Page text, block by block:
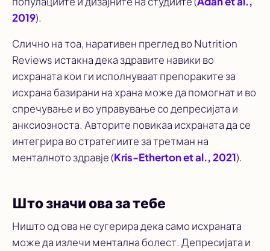
2019).
Слично на тоа, наративен преглед во Nutrition
Reviews истакна дека здравите навики во
исхраната кои ги исполнуваат препораките за
исхрана базирани на храна може да помогнат и во
спречување и во управување со депресијата и
анксиозноста. Авторите повикаа исхраната да се
интегрира во стратегиите за третман на
менталното здравје (Kris-Etherton et al., 2021).
Што значи ова за тебе
Ништо од ова не сугерира дека само исхраната
може да излечи ментална болест. Депресијата и